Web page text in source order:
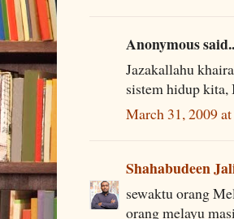
Anonymous
Jazakallahu
sistem hidup kita,
March 31, 2009
Shahabudeen
sewaktu orang
orang melayu